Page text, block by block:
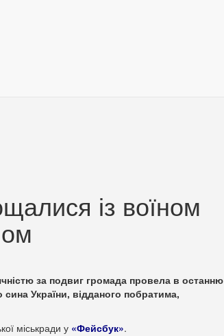
із воїном
за подвиг громада провела в останню
України, відданого побратима,
міськради у «Фейсбук».